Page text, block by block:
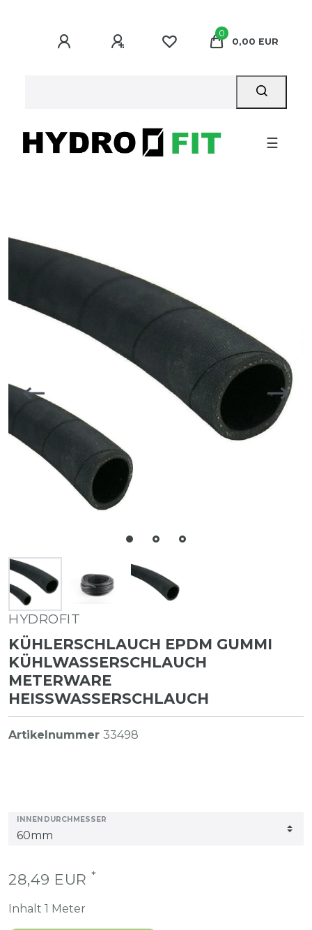
0
0,00 EUR
☰
HYDROFIT
KÜHLERSCHLAUCH EPDM GUMMI
KÜHLWASSERSCHLAUCH
METERWARE
HEISSWASSERSCHLAUCH
Artikelnummer 33498
INNENDURCHMESSER
28,49 EUR *
Inhalt 1 Meter